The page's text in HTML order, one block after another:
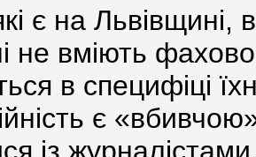
є на
не вміють
в специфіці
є
із